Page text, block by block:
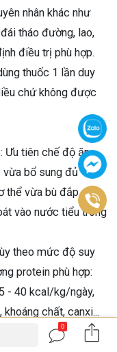
nhân khác như
tháo đường, lao,
điều trị phù hợp.
thuốc 1 lần duy
chứ không được
: Ưu tiên chế độ ăn
vừa bổ sung đủ
thể vừa bù đắp
vào nước tiểu trong
theo mức độ suy
protein phù hợp:
- 40 kcal/kg/ngày,
chất, canxi...
0
ĐẶT LỊCH KHÁM